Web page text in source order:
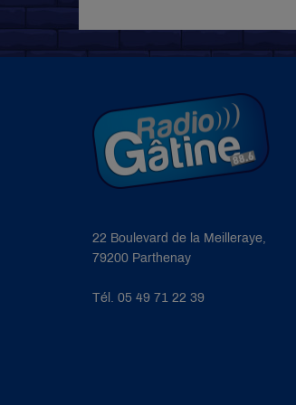
22 Boulevard de la Meilleraye,
79200 Parthenay
Tél. 05 49 71 22 39